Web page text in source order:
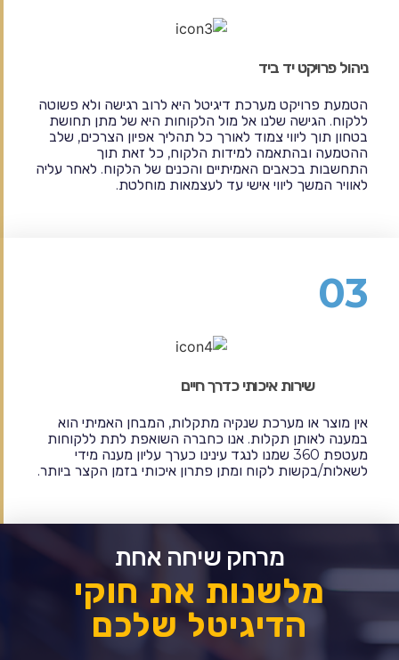
ניהול פרויקט יד ביד
הטמעת פרויקט מערכת דיגיטל היא לרוב רגישה ולא פשוטה
ללקוח. הגישה שלנו אל מול הלקוחות היא של מתן תחושת
בטחון תוך ליווי צמוד לאורך כל תהליך אפיון הצרכים, שלב
ההטמעה ובהתאמה למידות הלקוח, כל זאת תוך
התחשבות בכאבים האמיתיים והכנים של הלקוח. לאחר עליה
לאוויר המשך ליווי אישי עד לעצמאות מוחלטת.
03
שירות איכותי כדרך חיים
אין מוצר או מערכת שנקיה מתקלות, המבחן האמיתי הוא
במענה לאותן תקלות. אנו כחברה השואפת לתת ללקוחות
מעטפת 360 שמנו לנגד עינינו כערך עליון מענה מידי
לשאלות/בקשות לקוח ומתן פתרון איכותי בזמן הקצר ביותר.
מרחק שיחה אחת
מלשנות את חוקי
הדיגיטל שלכם